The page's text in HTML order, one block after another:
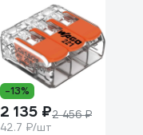
-13%
2 135 ₽2 456 ₽
42.7 ₽/шт